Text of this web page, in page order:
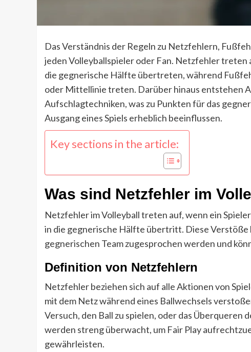
Das Verständnis der Regeln zu Netzfehlern,
jeden Volleyballspieler oder Fan. Netzfehler
die gegnerische Hälfte übertreten, während
oder Mittellinie treten. Darüber hinaus entstehen
Aufschlagtechniken, was zu Punkten für das
Ausgang eines Spiels erheblich beeinflussen.
Key sections in the article:
Was sind Netzfehler im
Netzfehler im Volleyball treten auf, wenn ein
in die gegnerische Hälfte übertritt. Diese Verstöße
gegnerischen Team zugesprochen werden und
Definition von Netzfehlern
Netzfehler beziehen sich auf alle Aktionen von
mit dem Netz während eines Ballwechsels
Versuch, den Ball zu spielen, oder das
werden streng überwacht, um Fair Play
gewährleisten.